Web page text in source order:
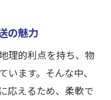
背景
関係を築く方法
メリット
のポイント
の魅力
理的利点を持ち、物
ます。そんな中、
応えるため、柔軟で